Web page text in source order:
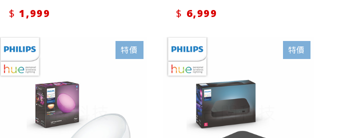
1,999 6,999
特價 特價